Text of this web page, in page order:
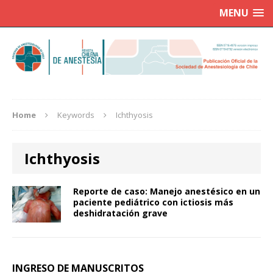
MENU
Home Keywords Ichthyosis
Ichthyosis
Reporte de caso: Manejo anestésico en un
paciente pediátrico con ictiosis más
deshidratación grave
INGRESO DE MANUSCRITOS